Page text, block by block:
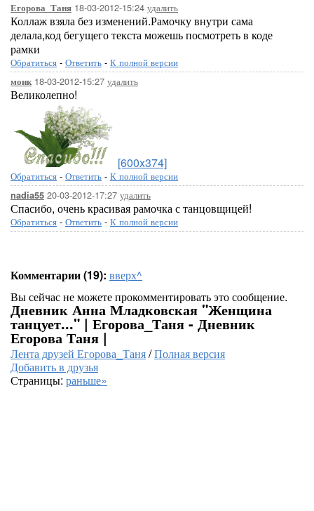
Егорова_Таня 18-03-2012-15:24 удалить
Коллаж взяла без изменений.Рамочку внутри сама
делала,код бегущего текста можешь посмотреть в коде
рамки
Обратиться - Ответить - К полной версии
моик18-03-2012-15:27 удалить
Великолепно!
[600x374]
Обратиться - Ответить - К полной версии
nadia55 20-03-2012-17:27 удалить
Спасибо, очень красивая рамочка с танцовщицей!
Обратиться - Ответить - К полной версии
Комментарии (19): вверх^
Вы сейчас не можете прокомментировать это сообщение.
Дневник Анна Младковская "Женщина
танцует..." | Егорова_Таня - Дневник
Егорова Таня |
Лента друзей Егорова_Таня/Полная версия
Добавить в друзья
Страницы: раньше»